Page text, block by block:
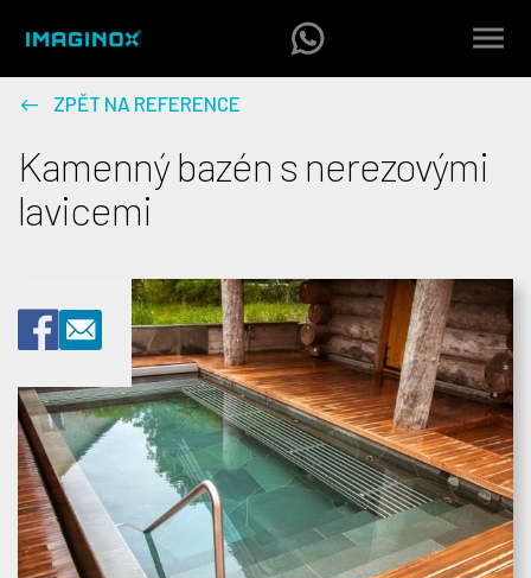
ZPĚT NA REFERENCE
Kamenný bazén s nerezovými
lavicemi